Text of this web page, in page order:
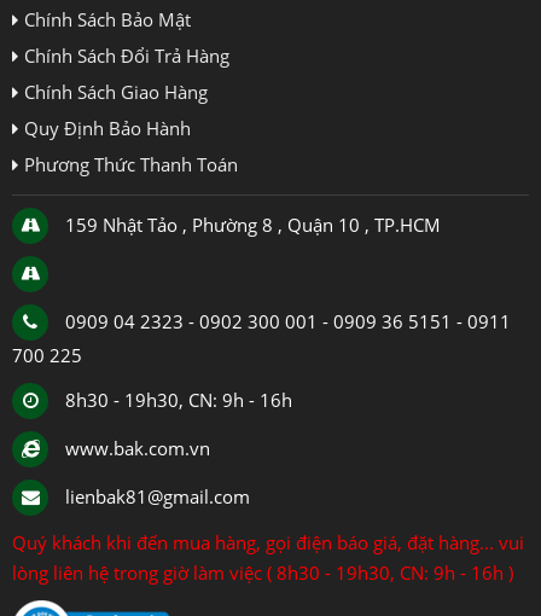
Chính Sách Bảo Mật
Chính Sách Đổi Trả Hàng
Chính Sách Giao Hàng
Quy Định Bảo Hành
Phương Thức Thanh Toán
159 Nhật Tảo , Phường 8 , Quận 10 , TP.HCM
0909 04 2323 - 0902 300 001 - 0909 36 5151 - 0911
700 225
8h30 - 19h30, CN: 9h - 16h
www.bak.com.vn
lienbak81@gmail.com
Quý khách khi đến mua hàng, gọi điện báo giá, đặt hàng... vui
lòng liên hệ trong giờ làm việc ( 8h30 - 19h30, CN: 9h - 16h )